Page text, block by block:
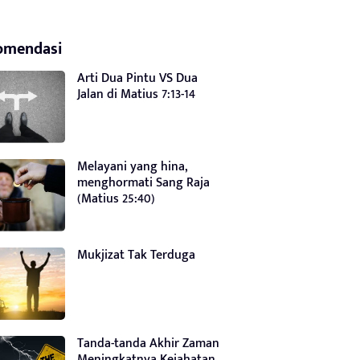
Arti Dua Pintu VS Dua
Jalan di Matius 7:13-14
Melayani yang hina,
menghormati Sang Raja
(Matius 25:40)
Mukjizat Tak Terduga
Tanda-tanda Akhir Zaman